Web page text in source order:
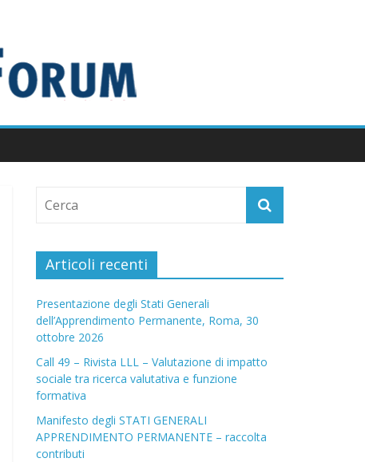
Articoli recenti
Presentazione degli Stati Generali
dell’Apprendimento Permanente, Roma, 30
ottobre 2026
Call 49 – Rivista LLL – Valutazione di impatto
sociale tra ricerca valutativa e funzione
formativa
Manifesto degli STATI GENERALI
APPRENDIMENTO PERMANENTE – raccolta
contributi